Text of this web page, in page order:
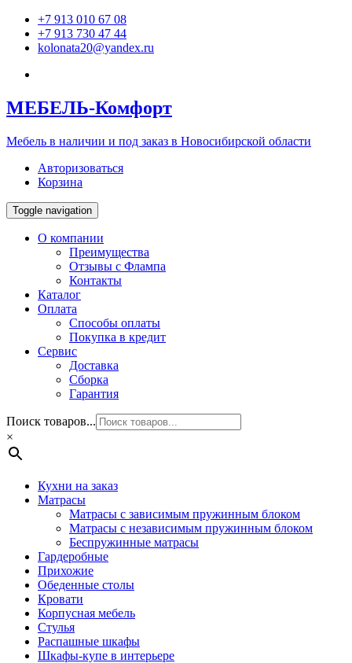
+7 913 010 67 08
+7 913 730 47 44
kolonata20@yandex.ru
МЕБЕЛЬ-Комфорт
Мебель в наличии и под заказ в Новосибирской области
Авторизоваться
Корзина
Toggle navigation
О компании
Преимущества
Отзывы c Флампа
Контакты
Каталог
Оплата
Способы оплаты
Покупка в кредит
Сервис
Доставка
Сборка
Гарантия
Поиск товаров...
×
Кухни на заказ
Матрасы
Матрасы с зависимым пружинным блоком
Матрасы с независимым пружинным блоком
Беспружинные матрасы
Гардеробные
Прихожие
Обеденные столы
Кровати
Корпусная мебель
Стулья
Распашные шкафы
Шкафы-купе в интерьере